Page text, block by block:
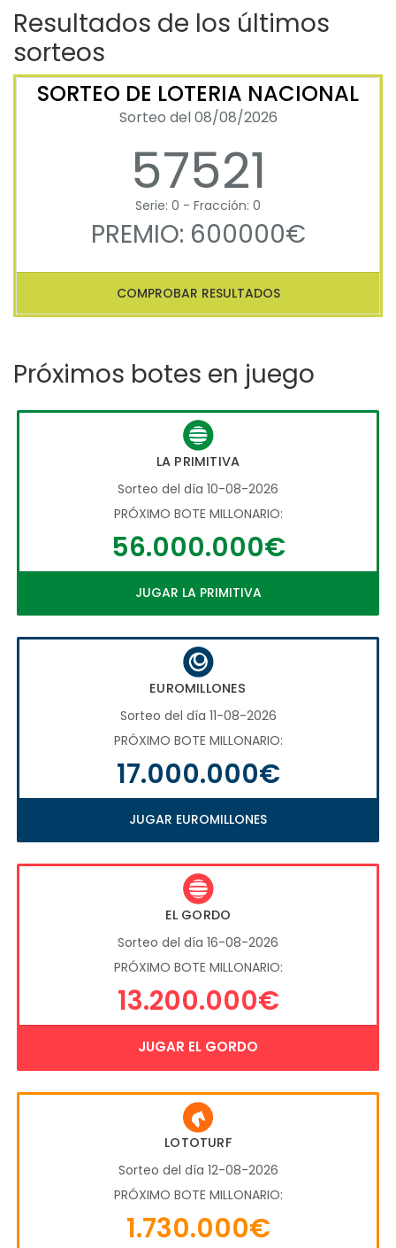
Resultados de los últimos
sorteos
SORTEO DE LOTERIA NACIONAL
Sorteo del 08/08/2026
57521
Serie: 0 - Fracción: 0
PREMIO: 600000€
COMPROBAR RESULTADOS
Próximos botes en juego
LA PRIMITIVA
Sorteo del día 10-08-2026
PRÓXIMO BOTE MILLONARIO:
56.000.000€
JUGAR LA PRIMITIVA
EUROMILLONES
Sorteo del día 11-08-2026
PRÓXIMO BOTE MILLONARIO:
17.000.000€
JUGAR EUROMILLONES
EL GORDO
Sorteo del día 16-08-2026
PRÓXIMO BOTE MILLONARIO:
13.200.000€
JUGAR EL GORDO
LOTOTURF
Sorteo del día 12-08-2026
PRÓXIMO BOTE MILLONARIO:
1.730.000€